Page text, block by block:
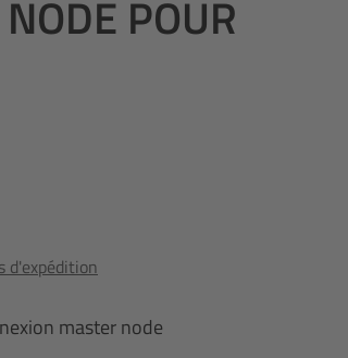
POUR
d'expédition
master node